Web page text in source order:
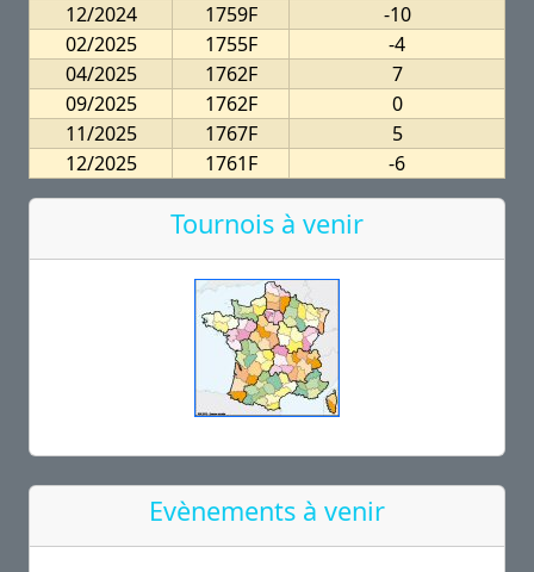
12/2024
1759F
-10
02/2025
1755F
-4
04/2025
1762F
7
09/2025
1762F
0
11/2025
1767F
5
12/2025
1761F -6
Tournois à venir
Evènements à venir